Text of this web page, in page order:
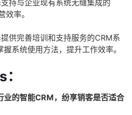
支持与企业现有系统无缝集成的
效率。
提供完善培训和支持服务的CRM系
系统使用方法，提升工作效率。
业的智能CRM，纷享销客是否适合